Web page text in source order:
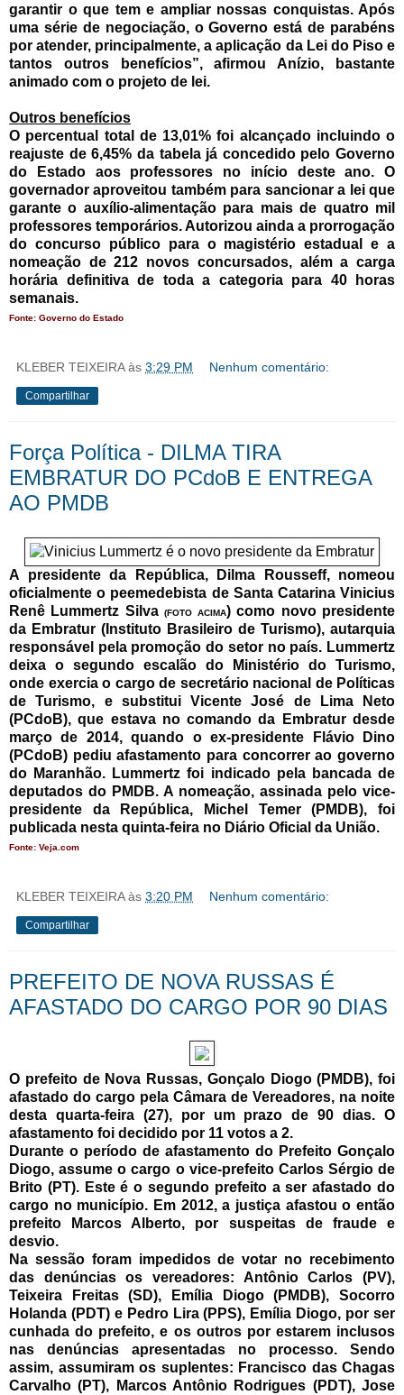
garantir o que tem e ampliar nossas conquistas. Após
uma série de negociação, o Governo está de parabéns
por atender, principalmente, a aplicação da Lei do Piso e
tantos outros benefícios”, afirmou Anízio, bastante
animado com o projeto de lei.
Outros benefícios
O percentual total de 13,01% foi alcançado incluindo o
reajuste de 6,45% da tabela já concedido pelo Governo
do Estado aos professores no início deste ano. O
governador aproveitou também para sancionar a lei que
garante o auxílio-alimentação para mais de quatro mil
professores temporários. Autorizou ainda a prorrogação
do concurso público para o magistério estadual e a
nomeação de 212 novos concursados, além a carga
horária definitiva de toda a categoria para 40 horas
semanais.
Fonte: Governo do Estado
KLEBER TEIXEIRA às 3:29 PM Nenhum comentário:
Compartilhar
Força Política - DILMA TIRA
EMBRATUR DO PCdoB E ENTREGA
AO PMDB
A presidente da República, Dilma Rousseff, nomeou
oficialmente o peemedebista de Santa Catarina Vinicius
Renê Lummertz Silva(FOTO ACIMA) como novo presidente
da Embratur (Instituto Brasileiro de Turismo), autarquia
responsável pela promoção do setor no país. Lummertz
deixa o segundo escalão do Ministério do Turismo,
onde exercia o cargo de secretário nacional de Políticas
de Turismo, e substitui Vicente José de Lima Neto
(PCdoB), que estava no comando da Embratur desde
março de 2014, quando o ex-presidente Flávio Dino
(PCdoB) pediu afastamento para concorrer ao governo
do Maranhão. Lummertz foi indicado pela bancada de
deputados do PMDB. A nomeação, assinada pelo vice-
presidente da República, Michel Temer (PMDB), foi
publicada nesta quinta-feira no Diário Oficial da União.
Fonte: Veja.com
KLEBER TEIXEIRA às 3:20 PM Nenhum comentário:
Compartilhar
PREFEITO DE NOVA RUSSAS É
AFASTADO DO CARGO POR 90 DIAS
O prefeito de Nova Russas, Gonçalo Diogo (PMDB), foi
afastado do cargo pela Câmara de Vereadores, na noite
desta quarta-feira (27), por um prazo de 90 dias. O
afastamento foi decidido por 11 votos a 2.
Durante o período de afastamento do Prefeito Gonçalo
Diogo, assume o cargo o vice-prefeito Carlos Sérgio de
Brito (PT). Este é o segundo prefeito a ser afastado do
cargo no município. Em 2012, a justiça afastou o então
prefeito Marcos Alberto, por suspeitas de fraude e
desvio.
Na sessão foram impedidos de votar no recebimento
das denúncias os vereadores: Antônio Carlos (PV),
Teixeira Freitas (SD), Emília Diogo (PMDB), Socorro
Holanda (PDT) e Pedro Lira (PPS), Emília Diogo, por ser
cunhada do prefeito, e os outros por estarem inclusos
nas denúncias apresentadas no processo. Sendo
assim, assumiram os suplentes: Francisco das Chagas
Carvalho (PT), Marcos Antônio Rodrigues (PDT), Jose